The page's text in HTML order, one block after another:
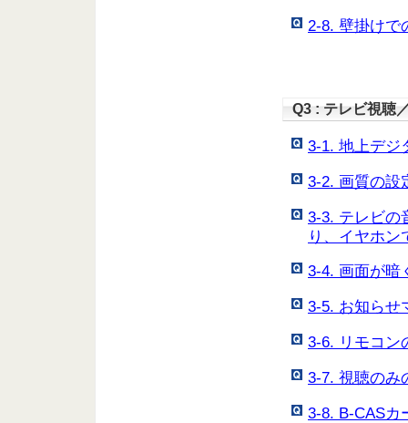
2-8. 壁掛けで
Q3 : テレビ視聴
3-1. 地上デジ
3-2. 画質の設
3-3. テレビの
り、イヤホン
3-4. 画面が暗
3-5. お知らせ
3-6. リモコン
3-7. 視聴のみ
3-8. B-CASカ